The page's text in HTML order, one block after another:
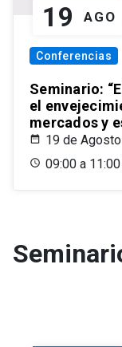
19 AGO
Conferencias
Seminario:
el
mercados y
19 de
09:00 a